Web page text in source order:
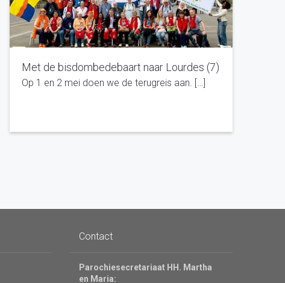
Met de bisdombedebaart naar Lourdes (7)
Op 1 en 2 mei doen we de terugreis aan. […]
Contact
Parochiesecretariaat HH. Martha
en Maria: